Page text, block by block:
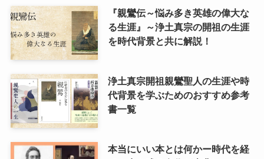
『親鸞伝～悩み多き英雄の偉大な
る生涯』～浄土真宗の開祖の生涯
を時代背景と共に解説！
浄土真宗開祖親鸞聖人の生涯や時
代背景を学ぶためのおすすめ参考
書一覧
本当にいい本とは何かー時代を経